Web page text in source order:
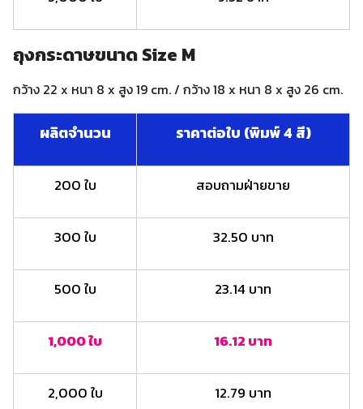
ถุงกระดาษขนาด Size M
กว้าง 22 x หนา 8 x สูง 19 cm. / กว้าง 18 x หนา 8 x สูง 26 cm.
ผลิตจำนวน ราคาต่อใบ (พิมพ์ 4 สี)
200 ใบ สอบถามฝ่ายขาย
300 ใบ 32.50 บาท
500 ใบ 23.14 บาท
1,000 ใบ 16.12 บาท
2,000 ใบ 12.79 บาท